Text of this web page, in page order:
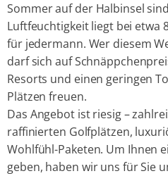
Sommer auf der Halbinsel
Luftfeuchtigkeit liegt bei etwa
für jedermann. Wer diesem
darf sich auf
Resorts und einen geringen
Plätzen freuen.
Das Angebot ist riesig –
raffinierten Golfplätzen,
Wohlfühl-Paketen. Um Ihnen
geben, haben wir uns für Sie